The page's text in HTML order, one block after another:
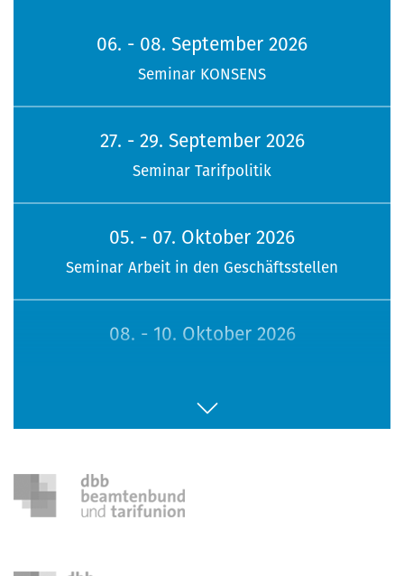
06. - 08. September 2026
Seminar KONSENS
27. - 29. September 2026
Seminar Tarifpolitik
05. - 07. Oktober 2026
Seminar Arbeit in den Geschäftsstellen
08. - 10. Oktober 2026
16. - 18. Oktober 2026